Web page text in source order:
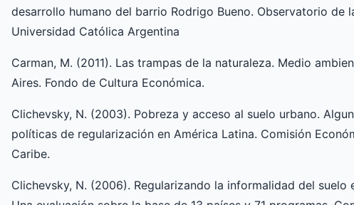
desarrollo humano del barrio Rodrigo Bueno. Observatorio de
Universidad Católica Argentina
Carman, M. (2011). Las trampas de la naturaleza. Medio
Aires. Fondo de Cultura Económica.
Clichevsky, N. (2003). Pobreza y acceso al suelo urbano.
políticas de regularización en América Latina. Comisión
Caribe.
Clichevsky, N. (2006). Regularizando la informalidad del suelo